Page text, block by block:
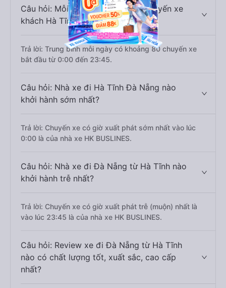
Câu hỏi: Mỗi ngày có bao nhiêu chuyến xe
khách Hà Tĩnh đi Đà Nẵng ?
Trả lời: Trung bình mỗi ngày có khoảng 80 chuyến xe
bắt đầu từ 0:00 đến 23:45.
Câu hỏi: Nhà xe đi Hà Tĩnh Đà Nẵng nào
khởi hành sớm nhất?
Trả lời: Chuyến xe có giờ xuất phát sớm nhất vào lúc
0:00 là của nhà xe HK BUSLINES.
Câu hỏi: Nhà xe đi Đà Nẵng từ Hà Tĩnh nào
khởi hành trễ nhất?
Trả lời: Chuyến xe có giờ xuất phát trễ (muộn) nhất là
vào lúc 23:45 là của nhà xe HK BUSLINES.
Câu hỏi: Review xe đi Đà Nẵng từ Hà Tĩnh
nào có chất lượng tốt, xuất sắc, cao cấp
nhất?